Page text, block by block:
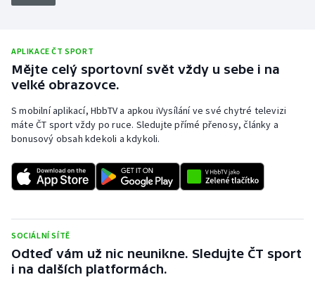
DALŠÍ SPORTY
Americký fotbal
Baseball a softbal
Biatlon
Boby a skeleton
Box
NEPŘEHLÉDNĚTE
Soutěže
Aplikace ČT sport
AZ kvíz
APLIKACE ČT SPORT
Mějte celý sportovní svět vždy u sebe i na
velké obrazovce.
S mobilní aplikací, HbbTV a apkou iVysílání ve své chytré televizi
máte ČT sport vždy po ruce. Sledujte přímé přenosy, články a
bonusový obsah kdekoli a kdykoli.
SOCIÁLNÍ SÍTĚ
Odteď vám už nic neunikne. Sledujte ČT sport
i na dalších platformách.